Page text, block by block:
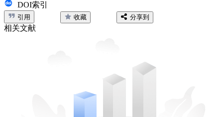
DOI索引
引用 收藏 分享到
相关文献